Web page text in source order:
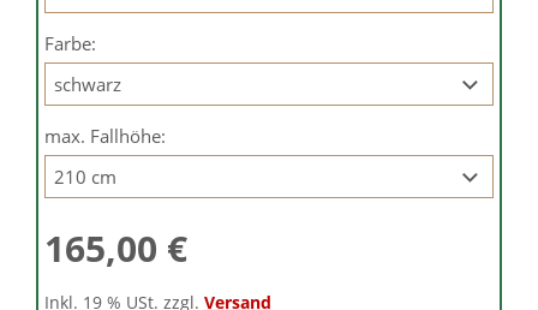
Farbe:
max. Fallhöhe:
165,00 €
Inkl. 19 % USt. zzgl. Versand